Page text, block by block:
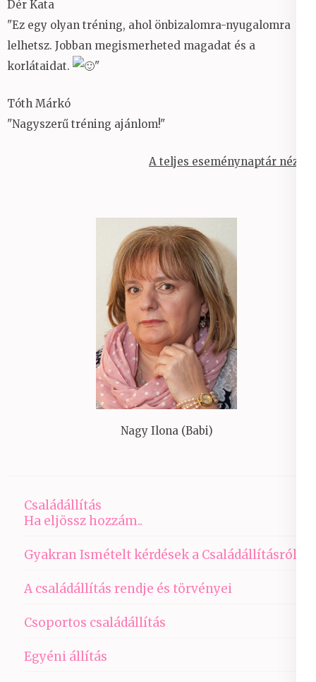
Dér Kata
"Ez egy olyan tréning, ahol önbizalomra-nyugalomra
lelhetsz. Jobban megismerheted magadat és a
korlátaidat.
"
Tóth Márkó
"Nagyszerű tréning ajánlom!"
A teljes eseménynaptár nézet
Nagy Ilona (Babi)
Családállítás
Ha eljössz hozzám..
Gyakran Ismételt kérdések a Családállításról
A családállítás rendje és törvényei
Csoportos családállítás
Egyéni állítás